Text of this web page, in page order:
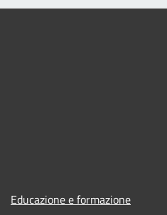
Educazione e formazione